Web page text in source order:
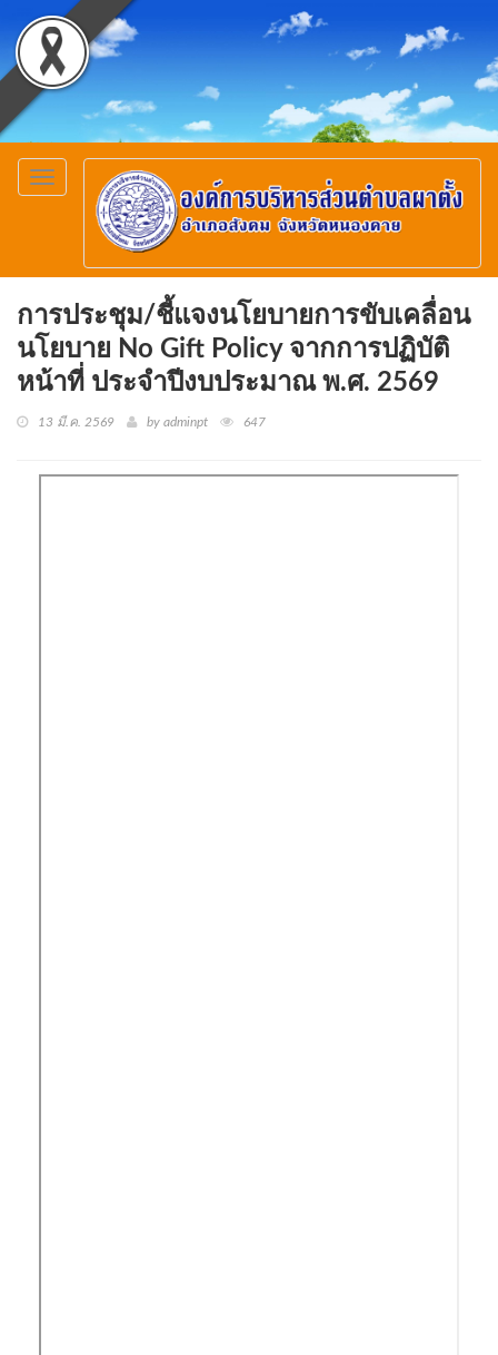
Toggle
navigation
การประชุม/ชี้แจงนโยบายการขับเคลื่อน
นโยบาย No Gift Policy จากการปฏิบัติ
หน้าที่ ประจำปีงบประมาณ พ.ศ. 2569
13 มี.ค. 2569 by adminpt 647